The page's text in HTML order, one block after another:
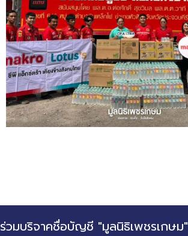
ร่วมบริจาคชื่อบัญชี "มูลนิธิเพชรเกษม"